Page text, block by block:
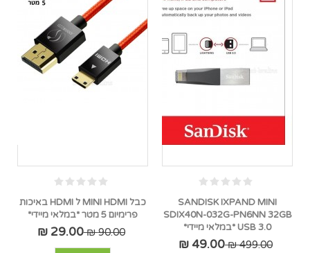
SANDISK IXPAND MINI
SDIX40N-032G-PN6NN 32GB
USB 3.0 *במלאי מיידי*
499.00 ₪
49.00 ₪
כבל MINI HDMI ל HDMI באיכות
פרימיום 5 מטר *במלאי מיידי*
90.00 ₪
29.00 ₪